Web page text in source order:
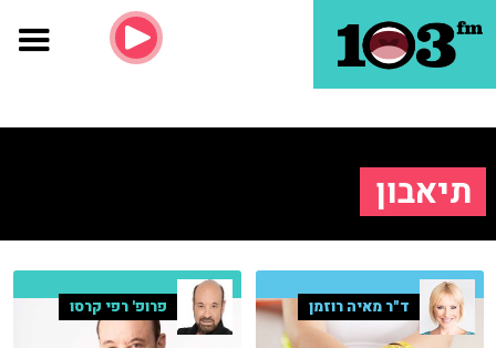
תיאבון
ד"ר מאיה רוזמן פרופ' רפי קרסו